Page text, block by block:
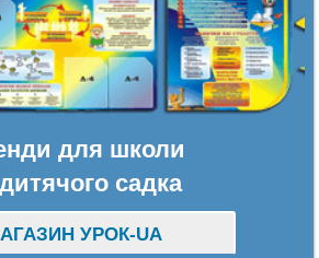
для школи
садка
УРОК-UA